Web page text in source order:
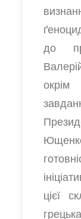
до
окрім
цієї